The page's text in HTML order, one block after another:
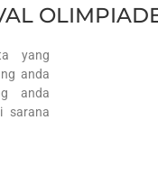
yang
anda
anda
sarana